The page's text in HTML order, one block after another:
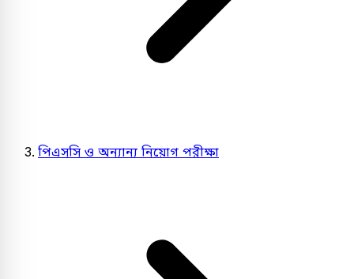
পিএসসি ও অন্যান্য নিয়োগ পরীক্ষা